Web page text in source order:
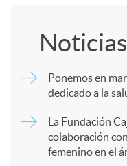
Ponemos en
dedicado a la
La Fundación
colaboración
femenino en el